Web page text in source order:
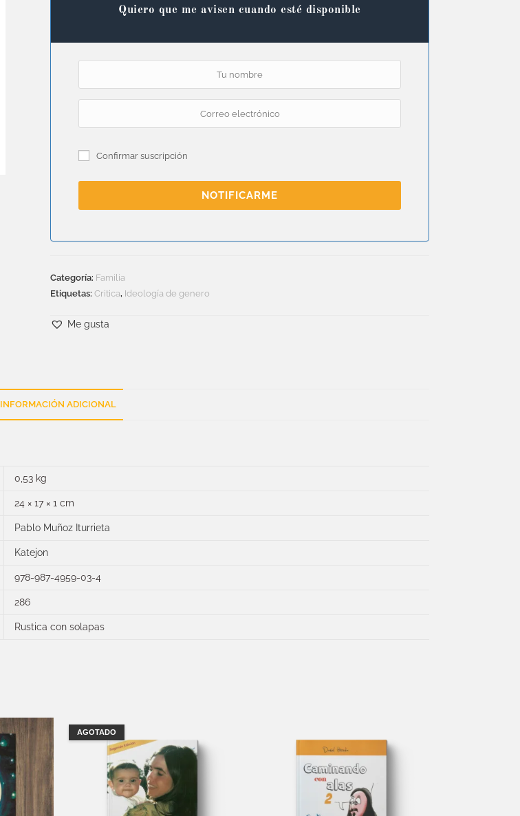
Quiero que me avisen cuando esté disponible
Confirmar suscripción
NOTIFICARME
Categoría: Familia
Etiquetas:Critica, Ideología de genero
Me gusta
INFORMACIÓN ADICIONAL
0,53 kg
24 × 17 × 1 cm
Pablo Muñoz Iturrieta
Katejon
978-987-4959-03-4
286
Rustica con solapas
AGOTADO